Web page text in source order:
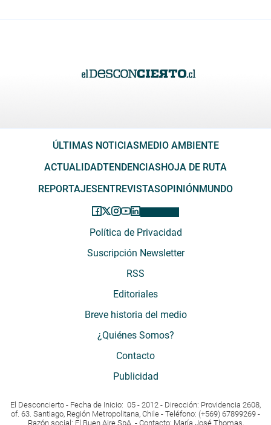
ÚLTIMAS NOTICIASMEDIO AMBIENTE
ACTUALIDADTENDENCIASHOJA DE RUTA
REPORTAJESENTREVISTASOPINIÓNMUNDO
Política de Privacidad
Suscripción Newsletter
RSS
Editoriales
Breve historia del medio
¿Quiénes Somos?
Contacto
Publicidad
El Desconcierto - Fecha de Inicio: 05 - 2012 - Dirección: Providencia 2608,
of. 63. Santiago, Región Metropolitana, Chile - Teléfono: (+569) 67899269 -
Razón social: El Buen Aire SpA. - Contacto: María José Thomas,